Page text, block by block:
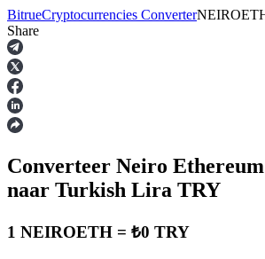
Termijncontracten
BitrueCryptocurrencies Converter
Share
Converteer Neiro Ethereum
naar Turkish Lira TRY
1 NEIROETH = ₺0 TRY